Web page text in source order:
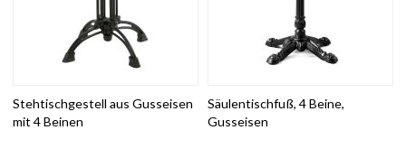
Stehtischgestell aus Gusseisen
mit 4 Beinen
Säulentischfuß, 4 Beine,
Gusseisen